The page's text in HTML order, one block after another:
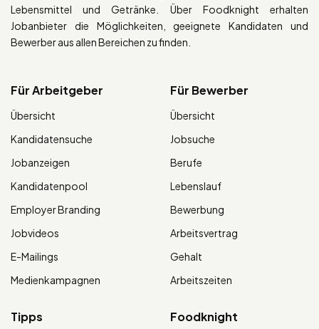
Lebensmittel und Getränke. Über Foodknight erhalten
Jobanbieter die Möglichkeiten, geeignete Kandidaten und
Bewerber aus allen Bereichen zu finden.
Für Arbeitgeber
Übersicht
Kandidatensuche
Jobanzeigen
Kandidatenpool
Employer Branding
Jobvideos
E-Mailings
Medienkampagnen
Für Bewerber
Übersicht
Jobsuche
Berufe
Lebenslauf
Bewerbung
Arbeitsvertrag
Gehalt
Arbeitszeiten
Tipps Foodknight